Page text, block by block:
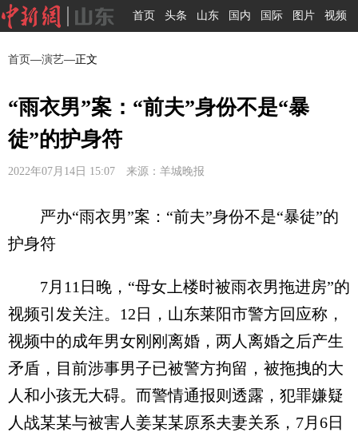
首页 头条 山东 国内 国际 图片 视频
首页—演艺—正文
“雨衣男”案：“前夫”身份不是“暴
徒”的护身符
2022年07月14日 15:07 来源：羊城晚报
严办“雨衣男”案：“前夫”身份不是“暴徒”的
护身符
7月11日晚，“母女上楼时被雨衣男拖进房”的
视频引发关注。12日，山东莱阳市警方回应称，
视频中的成年男女刚刚离婚，两人离婚之后产生
矛盾，目前涉事男子已被警方拘留，被拖拽的大
人和小孩无大碍。而警情通报则透露，犯罪嫌疑
人战某某与被害人姜某某原系夫妻关系，7月6日